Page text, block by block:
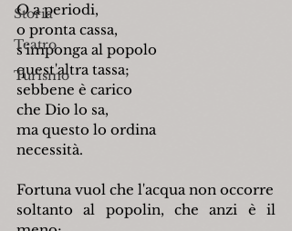
Storia
Teatro
Turismo
O a periodi,
o pronta cassa,
s'imponga al popolo
quest'altra tassa;
sebbene è carico
che Dio lo sa,
ma questo lo ordina
necessità.
Fortuna vuol che l'acqua non occorre
soltanto al popolin, che anzi è il